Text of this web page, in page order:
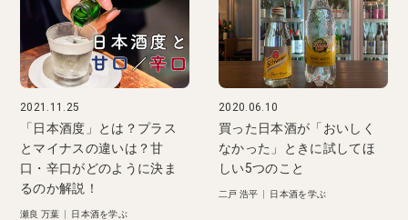
2021.11.25
「日本酒度」とは？プラス
とマイナスの違いは？甘
口・辛口がどのように決ま
るのか解説！
瀬良 万葉 日本酒を学ぶ
2020.06.10
買った日本酒が「おいしく
なかった」ときに試してほ
しい5つのこと
二戸 浩平 日本酒を学ぶ